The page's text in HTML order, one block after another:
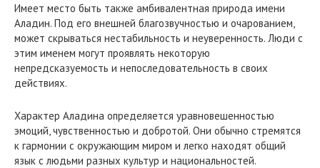
Имеет место быть также амбивалентная природа имени
Аладин. Под его внешней благозвучностью и очарованием,
может скрываться нестабильность и неуверенность. Люди с
этим именем могут проявлять некоторую
непредсказуемость и непоследовательность в своих
действиях.
Характер Аладина определяется уравновешенностью
эмоций, чувственностью и добротой. Они обычно стремятся
к гармонии с окружающим миром и легко находят общий
язык с людьми разных культур и национальностей.